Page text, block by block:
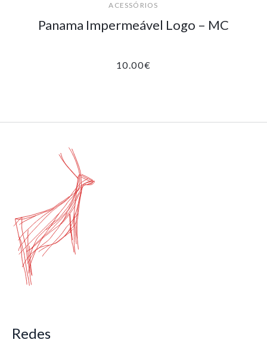
ACESSÓRIOS
Panama Impermeável Logo – MC
10.00€
Redes